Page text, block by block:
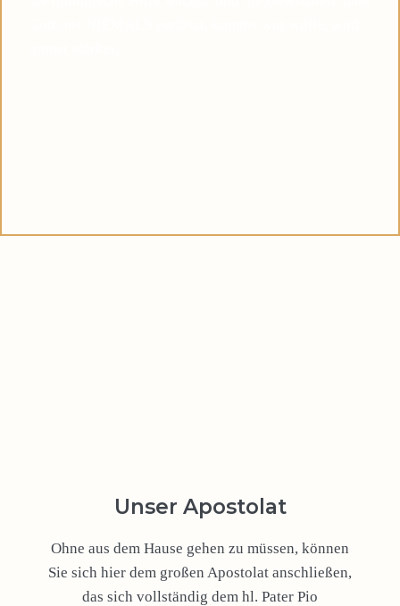
Unser Apostolat
Ohne aus dem Hause gehen zu müssen, können
Sie sich hier dem großen Apostolat anschließen,
das sich vollständig dem hl. Pater Pio